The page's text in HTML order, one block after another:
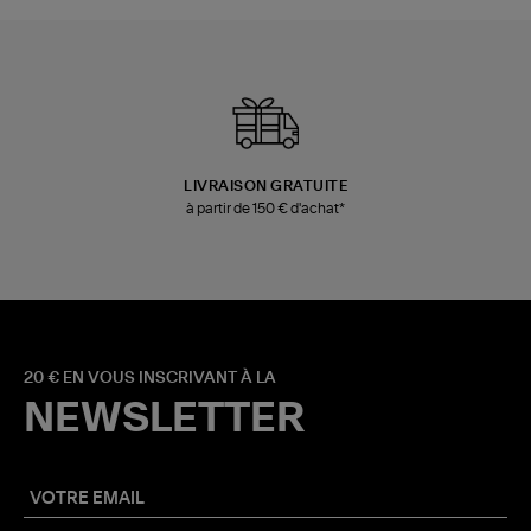
LIVRAISON GRATUITE
à partir de 150 € d'achat*
20 € EN VOUS INSCRIVANT À LA
NEWSLETTER